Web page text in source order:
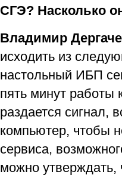
СГЭ? Насколько
Владимир
исходить из
настольный ИБП
пять минут работы
раздается сигнал,
компьютер, чтобы
сервиса,
можно утверждать,